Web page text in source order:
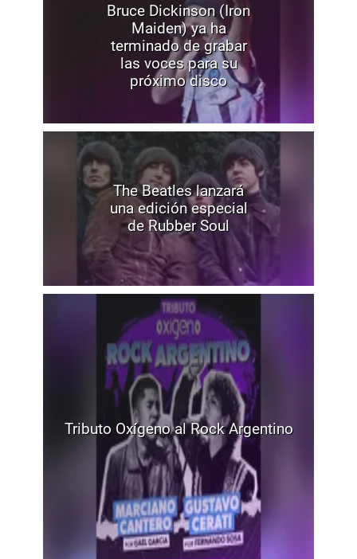
Bruce Dickinson (Iron
Maiden) ya ha
terminado de grabar
las voces para su
próximo disco
The Beatles lanzará
una edición especial
de Rubber Soul
Tributo Oxígeno al Rock Argentino